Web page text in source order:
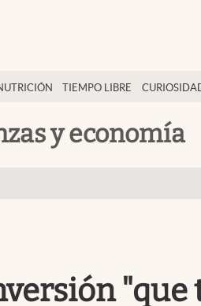
TIEMPO LIBRE
y economía